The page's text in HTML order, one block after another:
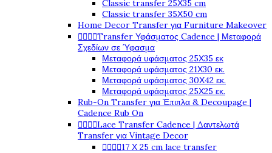
Classic transfer 25Χ35 cm
Classic transfer 35Χ50 cm
Home Decor Transfer για Furniture Makeover
Transfer Υφάσματος Cadence | Μεταφορά
Σχεδίων σε Ύφασμα
Μεταφορά υφάσματος 25Χ35 εκ
Μεταφορά υφάσματος 21Χ30 εκ.
Μεταφορά υφάσματος 30Χ42 εκ.
Μεταφορά υφάσματος 25Χ25 εκ.
Rub-On Transfer για Έπιπλα & Decoupage |
Cadence Rub On
Lace Transfer Cadence | Δαντελωτά
Transfer για Vintage Decor
17 Χ 25 cm lace transfer